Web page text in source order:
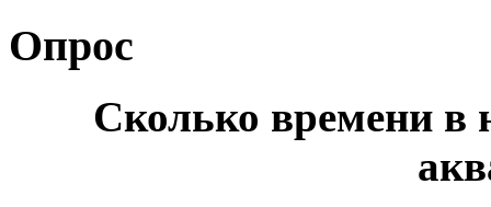
Опрос
Сколько времени в